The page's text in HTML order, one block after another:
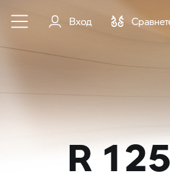
Към основното съдържание
Вход
R